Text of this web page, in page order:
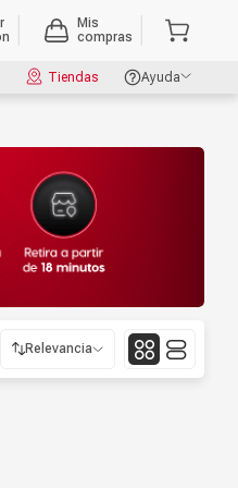
Mis
compras
Tiendas Ayuda
Relevancia